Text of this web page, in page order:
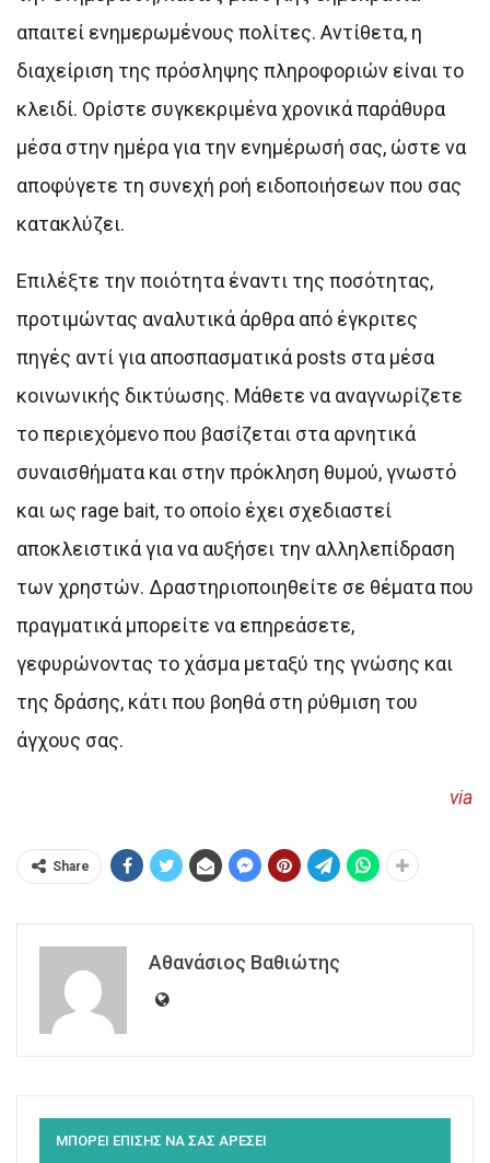
απαιτεί ενημερωμένους πολίτες. Αντίθετα, η
διαχείριση της πρόσληψης πληροφοριών είναι το
κλειδί. Ορίστε συγκεκριμένα χρονικά παράθυρα
μέσα στην ημέρα για την ενημέρωσή σας, ώστε να
αποφύγετε τη συνεχή ροή ειδοποιήσεων που σας
κατακλύζει.
Επιλέξτε την ποιότητα έναντι της ποσότητας,
προτιμώντας αναλυτικά άρθρα από έγκριτες
πηγές αντί για αποσπασματικά posts στα μέσα
κοινωνικής δικτύωσης. Μάθετε να αναγνωρίζετε
το περιεχόμενο που βασίζεται στα αρνητικά
συναισθήματα και στην πρόκληση θυμού, γνωστό
και ως rage bait, το οποίο έχει σχεδιαστεί
αποκλειστικά για να αυξήσει την αλληλεπίδραση
των χρηστών. Δραστηριοποιηθείτε σε θέματα που
πραγματικά μπορείτε να επηρεάσετε,
γεφυρώνοντας το χάσμα μεταξύ της γνώσης και
της δράσης, κάτι που βοηθά στη ρύθμιση του
άγχους σας.
via
Share
Αθανάσιος Βαθιώτης
ΜΠΟΡΕΙ ΕΠΙΣΗΣ ΝΑ ΣΑΣ ΑΡΕΣΕΙ